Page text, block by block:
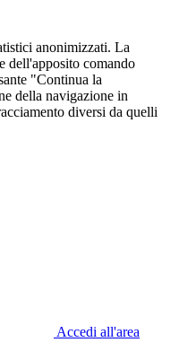
anonimizzati. La
dell'apposito comando
"Continua la
della navigazione in
diversi da quelli
Accedi all'area